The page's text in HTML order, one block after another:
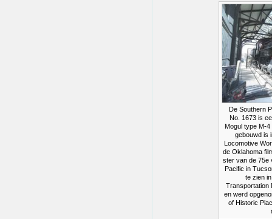
De Southern
No. 1673 is
Mogul type M-
gebouwd is
Locomotive
de Oklahoma
ster van de 75e
Pacific in
te zien
Transportation
en werd
of Historic